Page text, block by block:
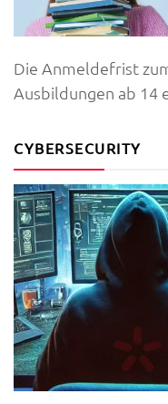
Die Anmeldefrist
Ausbildungen ab 14
CYBERSECURITY